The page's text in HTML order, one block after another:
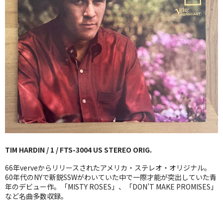
Categories
New Arrivals
新譜
GG RECORD （当店のレーベル）
全商品
JAZZ-US
BLUE NOTE
JAZZ-EU
JAZZ-JP
JAZZ-VOCAL
TIM HARDIN / 1 / FTS-3004 US STEREO ORIG.
66年verveからリリースされたアメリカ・ステレオ・オリジナル。
60年代のNYで新鋭SSWがわいていた中で一際才能が突出していた青
年のデビュー作。「MISTY ROSES」、「DON’T MAKE PROMISES」
など名曲多数収録。